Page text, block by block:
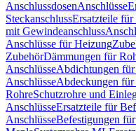
AnschlussdosenAnschlüsse
SteckanschlussErsatzteile für
mit Gewindeanschluss
Anschlüsse für Heizung
ZubehörDämmungen für
AnschlüsseAbdichtungen
AnschlüsseAbdeckungen
RohreSchutzrohre und
AnschlüsseErsatzteile für
AnschlüsseBefestigungen